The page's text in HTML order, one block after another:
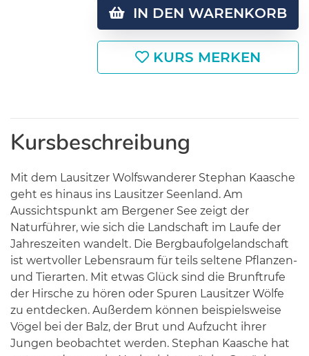
IN DEN WARENKORB
KURS MERKEN
Kursbeschreibung
Mit dem Lausitzer Wolfswanderer Stephan Kaasche
geht es hinaus ins Lausitzer Seenland. Am
Aussichtspunkt am Bergener See zeigt der
Naturführer, wie sich die Landschaft im Laufe der
Jahreszeiten wandelt. Die Bergbaufolgelandschaft
ist wertvoller Lebensraum für teils seltene Pflanzen-
und Tierarten. Mit etwas Glück sind die Brunftrufe
der Hirsche zu hören oder Spuren Lausitzer Wölfe
zu entdecken. Außerdem können beispielsweise
Vögel bei der Balz, der Brut und Aufzucht ihrer
Jungen beobachtet werden. Stephan Kaasche hat